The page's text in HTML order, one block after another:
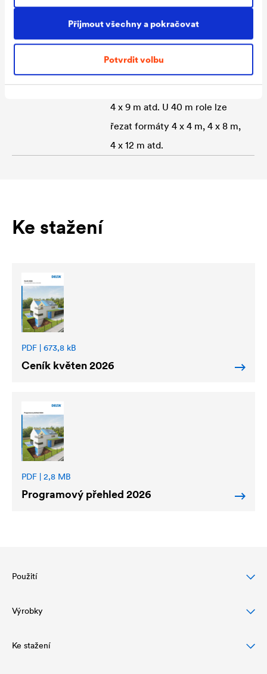
Přijmout všechny a pokračovat
Potvrdit volbu
m 6 x 12 m, 8 x 10 m, 8 x 12 m
4 x 30 m, 4 x 40 m s dodatečně
zapracovanými výztužnými
řezat formáty 4 x 3 m, 4 x 6 m,
4 x 9 m atd. U 40 m role lze
řezat formáty 4 x 4 m, 4 x 8 m,
4 x 12 m atd.
Ke stažení
PDF | 673,8 kB
Ceník květen 2026
PDF | 2,8 MB
Programový přehled 2026
Použití
Ochrana šikmých střech
Ochrana a vzhled fasády
Výrobky
Fólie pro šikmé střechy
Ke stažení